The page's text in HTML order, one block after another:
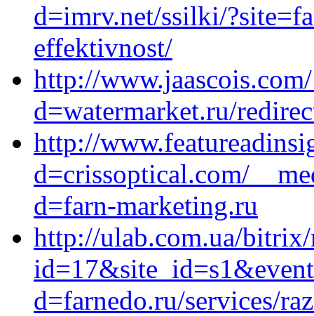
d=imrv.net/ssilki/
effektivnost/
http://
d=watermarket.ru/
http://
d=crissoptical.com/
d=farn-marketing.ru
http://ulab.com.ua/
d=farnedo.ru/services/